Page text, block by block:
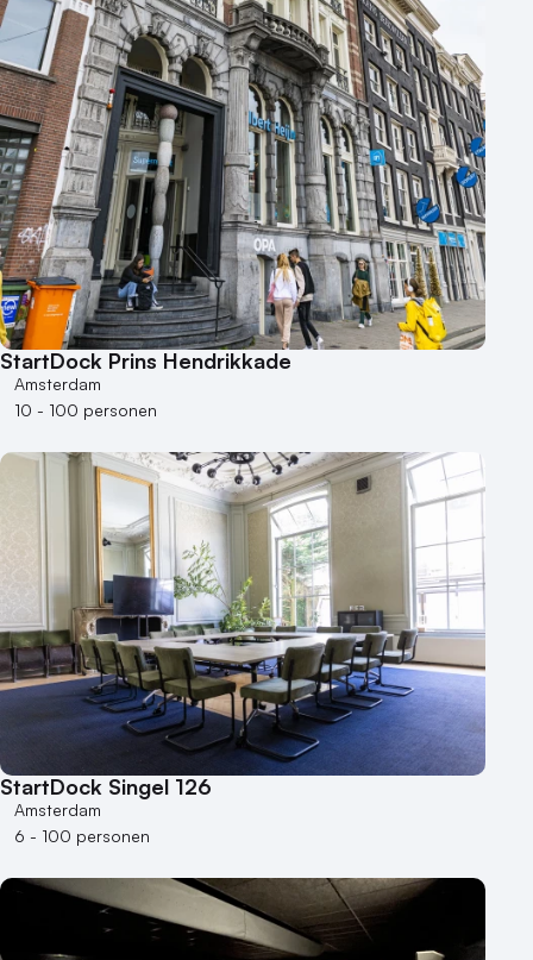
StartDock Prins Hendrikkade
Amsterdam
10 - 100 personen
StartDock Singel 126
Amsterdam
6 - 100 personen